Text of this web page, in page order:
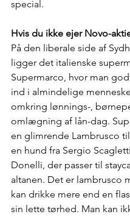
special.
Hvis du ikke ejer Novo-
På den liberale side af
ligger det italienske
Supermarco, hvor man
ind i almindelige
omkring lønnings-,
omlægning af lån-dag.
en glimrende Lambrusco
en hund fra Sergio
Donelli, der passer til
altanen. Det er lambrusco
kan drikke mere end en
sin lette tørhed. Man kan